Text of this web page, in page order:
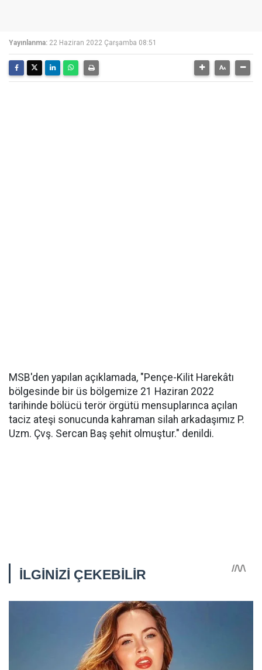
Yayınlanma: 22 Haziran 2022 Çarşamba 08:51
MSB'den yapılan açıklamada, "Pençe-Kilit Harekâtı
bölgesinde bir üs bölgemize 21 Haziran 2022
tarihinde bölücü terör örgütü mensuplarınca açılan
taciz ateşi sonucunda kahraman silah arkadaşımız P.
Uzm. Çvş. Sercan Baş şehit olmuştur." denildi.